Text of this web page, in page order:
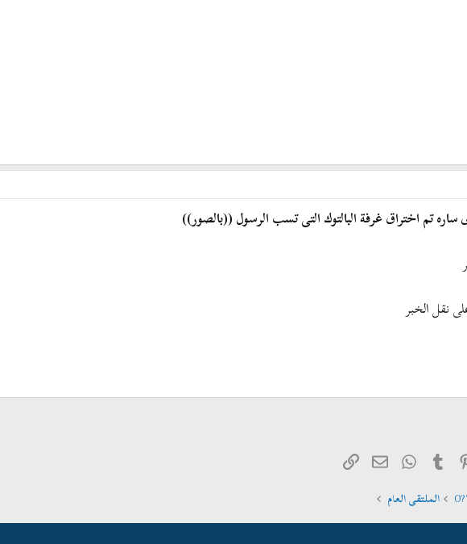
تم اختراق غرفة البالتوك التى تسب الرسول ((بالصور))
نقل الخبر
Pinterest
Tumblr
WhatsApp
البريد الإلكتروني
الرابط
الملتقى العام